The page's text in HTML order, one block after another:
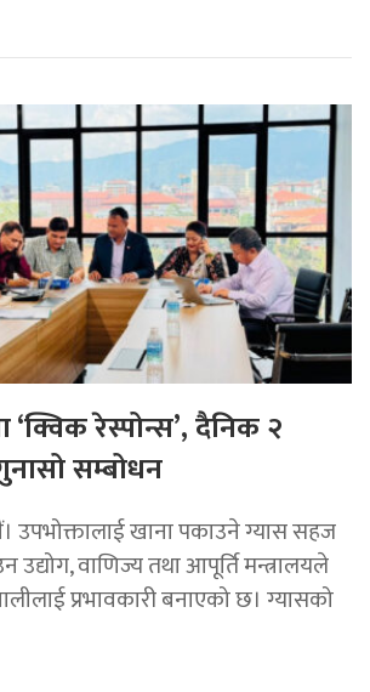
‘क्विक रेस्पोन्स’, दैनिक २
सम्बोधन
उपभोक्तालाई खाना पकाउने ग्यास सहज
उद्योग, वाणिज्य तथा आपूर्ति मन्त्रालयले
प्रभावकारी बनाएको छ। ग्यासको